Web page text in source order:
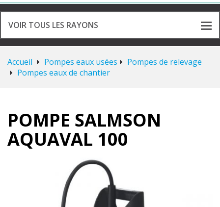
VOIR TOUS LES RAYONS
Accueil Pompes eaux usées
Pompes de relevage
Pompes eaux de chantier
POMPE SALMSON
AQUAVAL 100